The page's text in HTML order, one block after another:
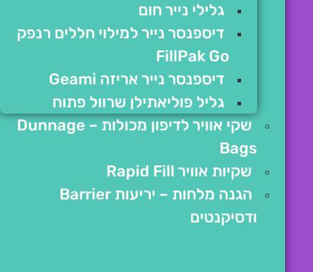
גלילי נייר חום
דיספנסר נייר למילוי חללים רנפק
FillPak Go
דיספנסר נייר אריזה Geami
גליל פוליאתילן שרוול פתוח
שקי אוויר לדיפון מכולות – Dunnage
Bags
שקיות אוויר Rapid Fill
הגנה מלחות – יריעות Barrier
ודסיקנטים